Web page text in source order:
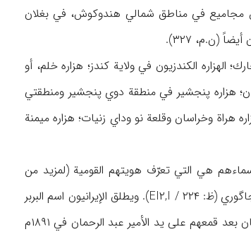
في مناطق شمالي هندوكوش، في بغلان
(ن.م، ۳۲۷).
الكندزيون في ولاية كندز؛ هزاره خلم، أو
هزاره پنجشير في منطقة دوي پنجشير ومنطقتي
هراة وخراسان وقلعة نو وداي زنيات؛ هزاره ميمنة
هي التي تعرّف هويتهم القومية (لمزيد من
الاطلاع، ظ: يزداني، ۱ / ۲۸۵-۲۹۵، ۳۱۳). كما ورد ذكر لعدة طوائف وقبائل هزارية بأسماء دي‌كوندي، دي زنگي وجاگوري (ظ: EI۲,I / ۲۲۴). ويطلق الإيرانيون اسم البربر
على مجموعة من الهزاريين الذين لجأوا إلى إيران من بلاد بربر هزاره جات، أو بند بربر في الحدود الشمالية لهزارستان بعد قمعهم على يد الأمير عبد الرحمان في ۱۸۹۱م